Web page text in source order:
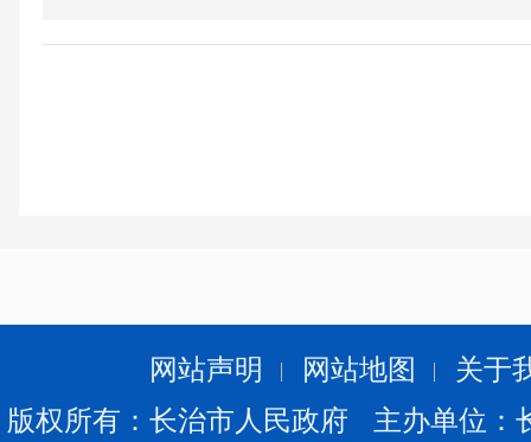
网站声明 网站地图
关于
版权所有：长治市人民政府 主办单位